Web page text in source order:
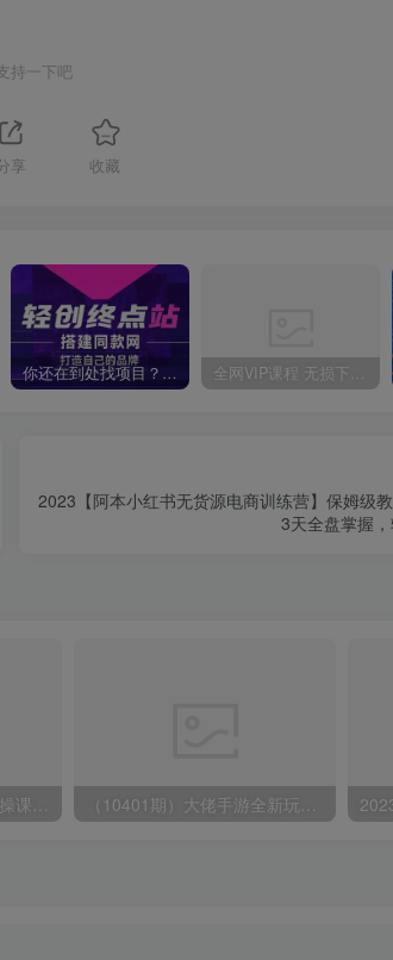
持一下吧
享 收藏
你还在到处找项目？还在当韭菜？我靠卖项目一个月收入5万+，曾经我也是个失败者。 全网VIP课程 无损下载~
2023【阿本小红书无货源电商训练营】保姆级
3天全盘掌握